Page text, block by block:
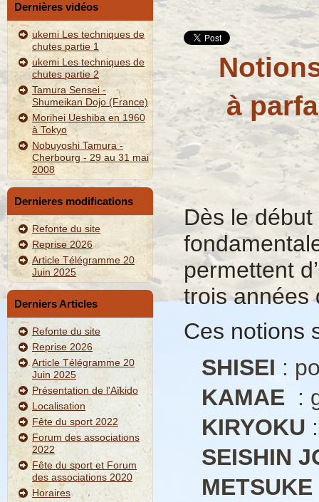
Dernières vidéos
ukemi Les techniques de
chutes partie 1
ukemi Les techniques de
chutes partie 2
Tamura Sensei -
Shumeikan Dojo (France)
Morihei Ueshiba en 1960
à Tokyo
Nobuyoshi Tamura -
Cherbourg - 29 au 31 mai
2008
Dernieres modifications
Refonte du site
Reprise 2026
Article Télégramme 20
Juin 2025
Derniers Articles
Refonte du site
Reprise 2026
Article Télégramme 20
Juin 2025
Présentation de l'Aïkido
Localisation
Fête du sport 2022
Forum des associations
2022
Fête du sport et Forum
des associations 2020
Horaires
à
Dès le
permettent
trois années
Ces notions
SHISEI :
KAMAE
:
KIRYOKU
SEISHIN
METSUKE